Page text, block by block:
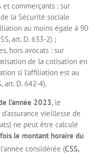
et commerçants : sur
la Sécurité sociale
au moins égale à 90
art. D. 633-2) ;
hors avocats : sur
de la cotisation en
si l’affiliation est au
art. D. 642-4).
l’année 2023, le
vieillesse de
ne peut être calculé
le montant horaire du
considérée (CSS,